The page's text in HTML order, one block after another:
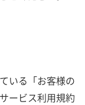
いる「お客様の
ービス利用規約